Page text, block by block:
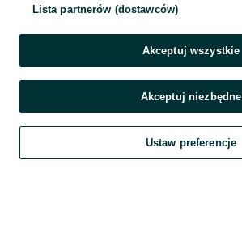
Szukaj Obserwujesz Dodaj
Lista partnerów (dostawców)
Akceptuj wszystkie
Akceptuj niezbędne
Ustaw preferencje